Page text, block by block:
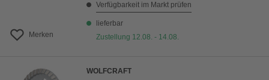
Merken
Verfügbarkeit im Markt prüfen
lieferbar
Zustellung 12.08. - 14.08.
WOLFCRAFT